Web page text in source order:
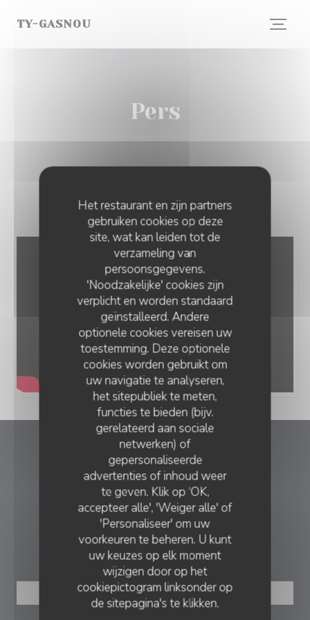
Het restaurant en zijn partners
gebruiken cookies op deze
site, wat kan leiden tot de
verzameling van
persoonsgegevens.
'Noodzakelijke' cookies zijn
verplicht en worden standaard
geïnstalleerd. Andere
optionele cookies vereisen uw
toestemming. Deze optionele
cookies worden gebruikt om
uw navigatie te analyseren,
het sitepubliek te meten,
functies te bieden (bijv.
gerelateerd aan sociale
netwerken) of
gepersonaliseerde
advertenties of inhoud weer
te geven. Klik op 'OK,
accepteer alle', 'Weiger alle' of
'Personaliseer' om uw
voorkeuren te beheren. U kunt
uw keuzes op elk moment
wijzigen door op het
cookiepictogram linksonder op
de sitepagina's te klikken.
TY-GASNOU
Pers
TY-GASNOU
27 place general Leclerc 29630 PLOUGASNOU
06 32 93 47 23
RESERVERING
RESERVEER EEN TAFEL
TY-GASNOU